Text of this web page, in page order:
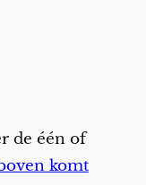
de één of
komt